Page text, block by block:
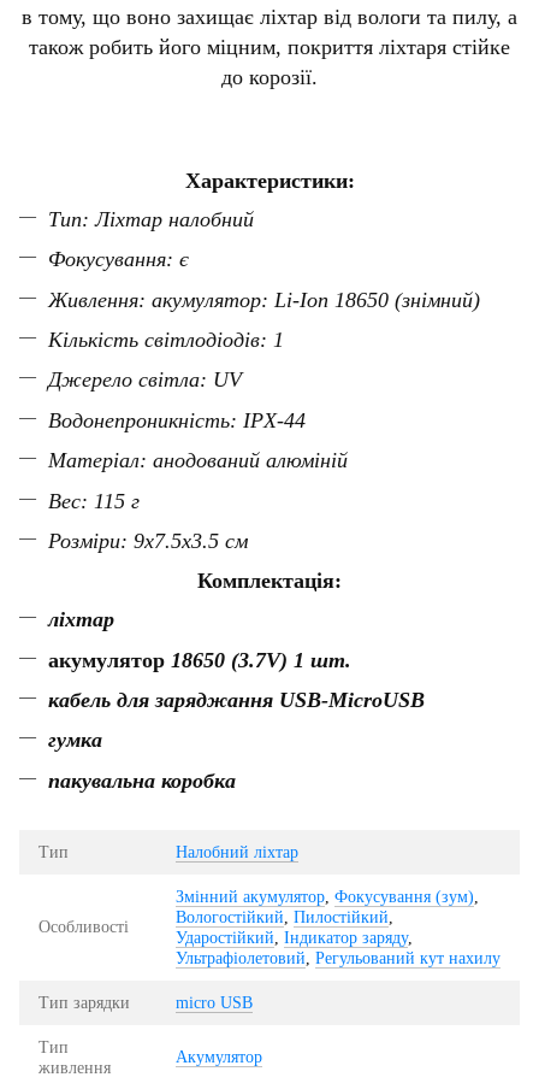
в тому, що воно захищає ліхтар від вологи та пилу, а
також робить його міцним, покриття ліхтаря стійке
до корозії.
Характеристики:
Тип: Ліхтар налобний
Фокусування: є
Живлення: акумулятор: Li-Ion 18650 (знімний)
Кількість світлодіодів: 1
Джерело світла: UV
Водонепроникність: IPX-44
Матеріал: анодований алюміній
Вес: 115 г
Розміри: 9x7.5x3.5 см
Комплектація:
ліхтар
акумулятор 18650 (3.7V) 1 шт.
кабель для заряджання USB-MicroUSB
гумка
пакувальна коробка
Тип Налобний ліхтар
Особливості
Змінний акумулятор, Фокусування (зум),
Вологостійкий, Пилостійкий,
Ударостійкий, Індикатор заряду,
Ультрафіолетовий, Регульований кут нахилу
Тип зарядки micro USB
Тип
живлення
Акумулятор